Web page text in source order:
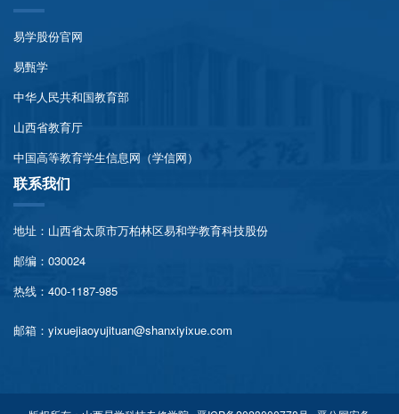
易学股份官网
易甄学
中华人民共和国教育部
山西省教育厅
中国高等教育学生信息网（学信网）
联系我们
地址：山西省太原市万柏林区易和学教育科技股份
邮编：030024
热线：400-1187-985
邮箱：yixuejiaoyujituan@shanxiyixue.com